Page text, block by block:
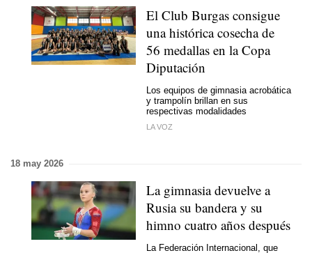
El Club Burgas consigue
una histórica cosecha de
56 medallas en la Copa
Diputación
Los equipos de gimnasia acrobática
y trampolín brillan en sus
respectivas modalidades
LA VOZ
18 may 2026
La gimnasia devuelve a
Rusia su bandera y su
himno cuatro años después
La Federación Internacional, que